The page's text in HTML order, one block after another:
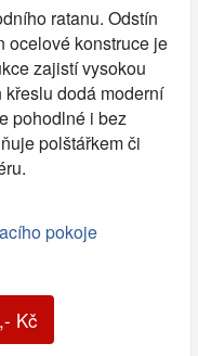
ratanu. Odstín
ocelové konstruce je
zajistí vysokou
dodá moderní
pohodlné i bez
polštářkem či
pokoje
Kč